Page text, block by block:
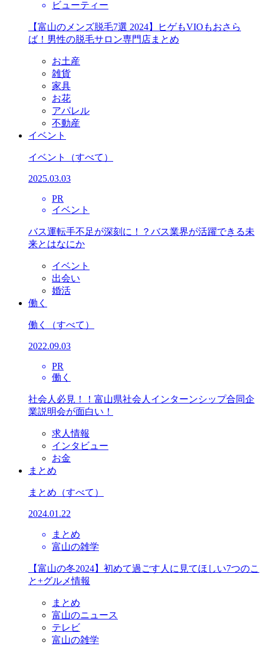
ビューティー
【富山のメンズ脱毛7選 2024】ヒゲもVIOもおさら
ば！男性の脱毛サロン専門店まとめ
お土産
雑貨
家具
お花
アパレル
不動産
イベント
イベント （すべて）
2025.03.03
PR
イベント
バス運転手不足が深刻に！？バス業界が活躍できる未
来とはなにか
イベント
出会い
婚活
働く
働く （すべて）
2022.09.03
PR
働く
社会人必見！！富山県社会人インターンシップ合同企
業説明会が面白い！
求人情報
インタビュー
お金
まとめ
まとめ （すべて）
2024.01.22
まとめ
富山の雑学
【富山の冬2024】初めて過ごす人に見てほしい7つのこ
と+グルメ情報
まとめ
富山のニュース
テレビ
富山の雑学